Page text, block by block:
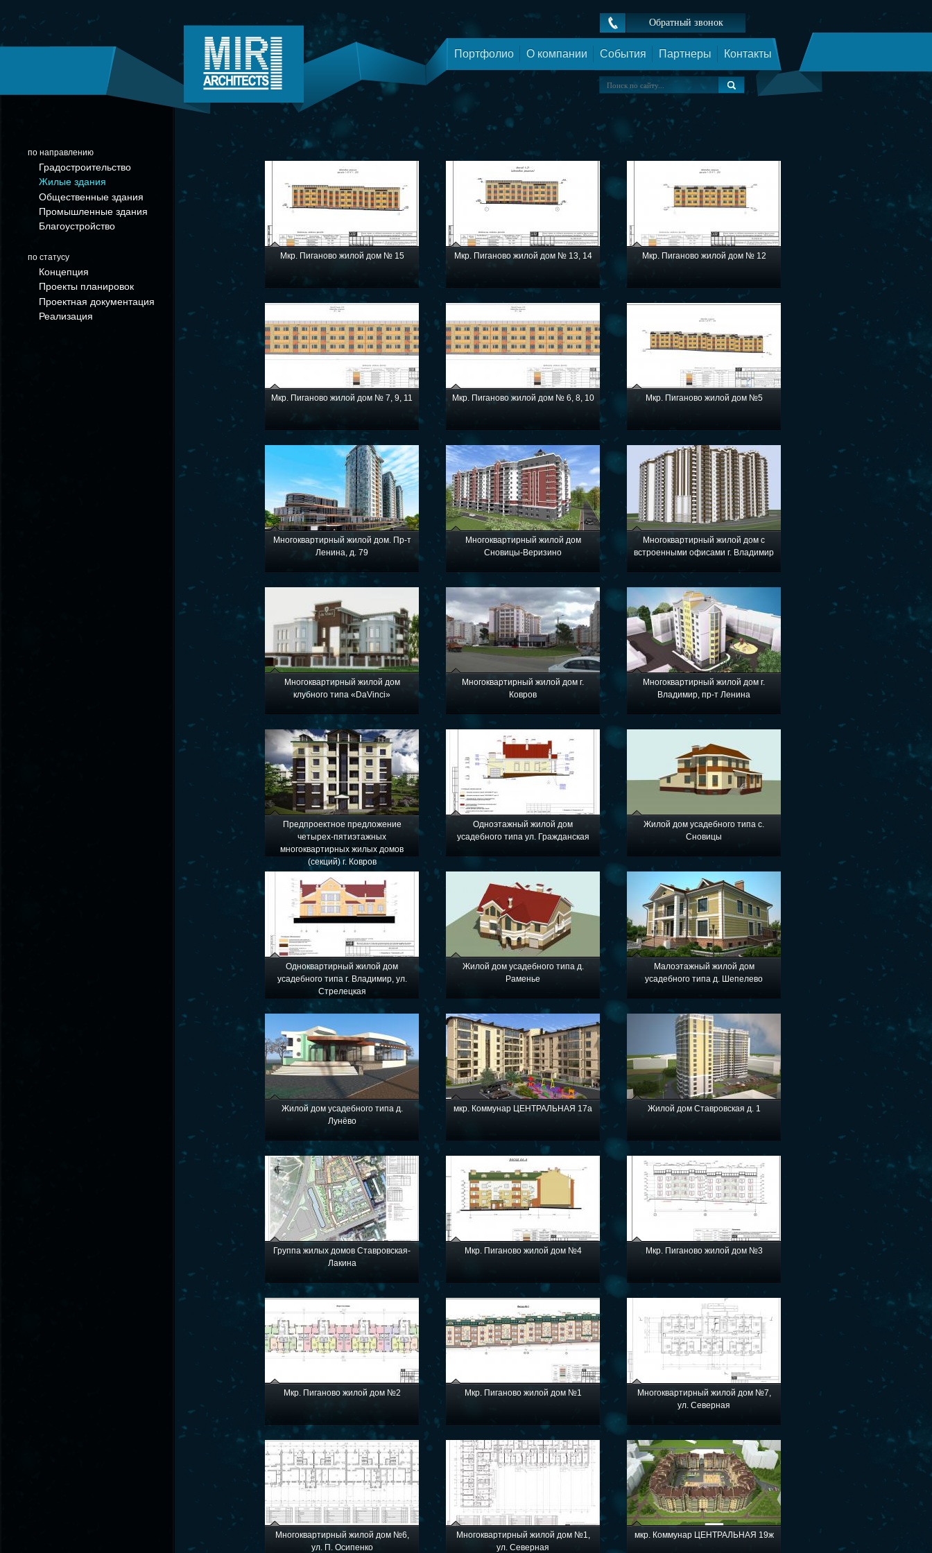
Портфолио О компании События Партнеры Контакты
Обратный звонок
по направлению
Градостроительство
Жилые здания
Общественные здания
Промышленные здания
Благоустройство
по статусу
Концепция
Проекты планировок
Проектная документация
Реализация
Мкр. Пиганово жилой дом № 15 Мкр. Пиганово жилой дом № 13, 14 Мкр. Пиганово жилой дом № 12
Мкр. Пиганово жилой дом № 7, 9, 11 Мкр. Пиганово жилой дом № 6, 8, 10 Мкр. Пиганово жилой дом №5
Многоквартирный жилой дом. Пр-т
Ленина, д. 79
Многоквартирный жилой дом
Сновицы-Веризино
Многоквартирный жилой дом с
встроенными офисами г. Владимир
Многоквартирный жилой дом
клубного типа «DaVinci»
Многоквартирный жилой дом г.
Ковров
Многоквартирный жилой дом г.
Владимир, пр-т Ленина
Предпроектное предложение
четырех-пятиэтажных
многоквартирных жилых домов
(секций) г. Ковров
Одноэтажный жилой дом
усадебного типа ул. Гражданская
Жилой дом усадебного типа с.
Сновицы
Одноквартирный жилой дом
усадебного типа г. Владимир, ул.
Стрелецкая
Жилой дом усадебного типа д.
Раменье
Малоэтажный жилой дом
усадебного типа д. Шепелево
Жилой дом усадебного типа д.
Лунёво
мкр. Коммунар ЦЕНТРАЛЬНАЯ 17а Жилой дом Ставровская д. 1
Группа жилых домов Ставровская-
Лакина
Мкр. Пиганово жилой дом №4 Мкр. Пиганово жилой дом №3
Мкр. Пиганово жилой дом №2 Мкр. Пиганово жилой дом №1
Многоквартирный жилой дом №7,
ул. Северная
Многоквартирный жилой дом №6,
ул. П. Осипенко
Многоквартирный жилой дом №1,
ул. Северная
мкр. Коммунар ЦЕНТРАЛЬНАЯ 19ж